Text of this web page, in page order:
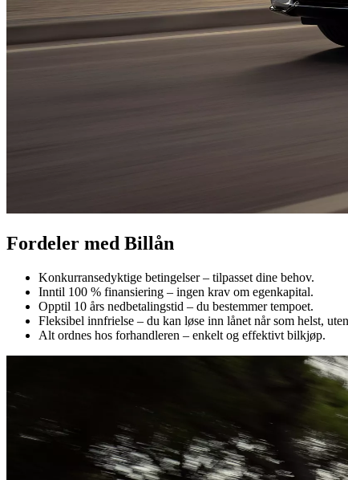
Fordeler med Billån
Konkurransedyktige betingelser – tilpasset dine behov.
Inntil 100 % finansiering – ingen krav om egenkapital.
Opptil 10 års nedbetalingstid – du bestemmer tempoet.
Fleksibel innfrielse – du kan løse inn lånet når som helst,
Alt ordnes hos forhandleren – enkelt og effektivt bilkjøp.